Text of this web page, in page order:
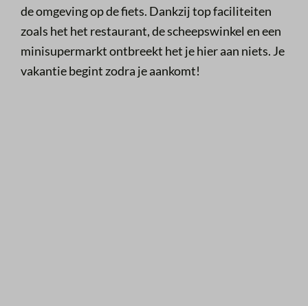
de omgeving op de fiets. Dankzij top faciliteiten
zoals het het restaurant, de scheepswinkel en een
minisupermarkt ontbreekt het je hier aan niets. Je
vakantie begint zodra je aankomt!